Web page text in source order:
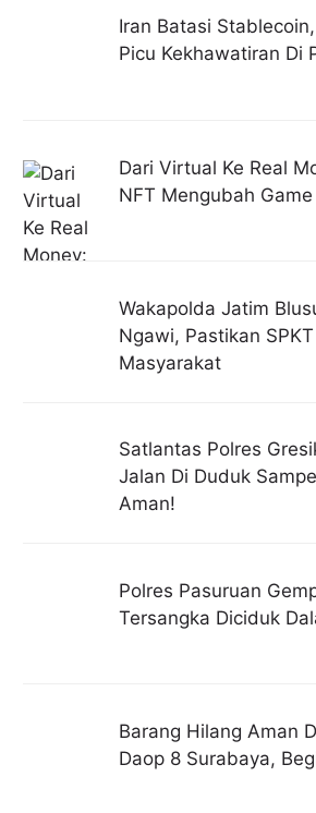
Iran Batasi
Picu Kekhawatiran Di
Dari Virtual Ke Real
NFT Mengubah
Wakapolda Jatim
Ngawi, Pastikan
Masyarakat
Satlantas Polres
Jalan Di Duduk
Aman!
Polres Pasuruan
Tersangka Diciduk
Barang Hilang Aman
Daop 8 Surabaya,